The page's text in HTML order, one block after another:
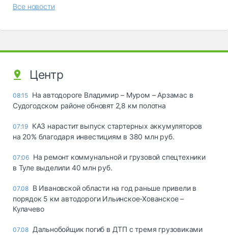
Все новости
Центр
08:15 На автодороге Владимир – Муром – Арзамас в
Судогодском районе обновят 2,8 км полотна
07:19 КАЗ нарастит выпуск стартерных аккумуляторов
на 20% благодаря инвестициям в 380 млн руб.
07:06 На ремонт коммунальной и грузовой спецтехники
в Туле выделили 40 млн руб.
07.08 В Ивановской области на год раньше привели в
порядок 5 км автодороги Ильинское-Хованское –
Кулачево
07.08 Дальнобойщик погиб в ДТП с тремя грузовиками